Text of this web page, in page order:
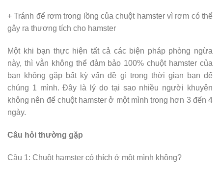
+ Tránh để rơm trong lồng của chuột hamster vì rơm có thể
gây ra thương tích cho hamster
Một khi bạn thực hiện tất cả các biện pháp phòng ngừa
này, thì vẫn không thể đảm bảo 100% chuột hamster của
bạn không gặp bất kỳ vấn đề gì trong thời gian bạn để
chúng 1 mình. Đây là lý do tại sao nhiều người khuyên
không nên để chuột hamster ở một mình trong hơn 3 đến 4
ngày.
Câu hỏi thường gặp
Câu 1: Chuột hamster có thích ở một mình không?